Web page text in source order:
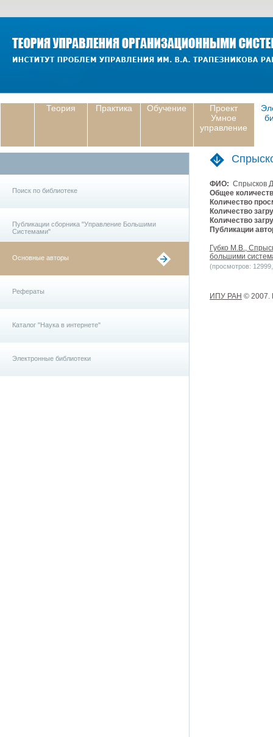
Теория Практика Обучение
Проект
Умное
управление
Поиск по библиотеке
Публикации сборника "Управление Большими
Системами"
Основные авторы
Рефераты
Каталог "Наука в интернете"
Электронные библиотеки
ФИО: Спрысков
Общее
Количество
Количество
Количество
Публикации
Губко М.В.,
большими
(просмотров:
ИПУ РАН © 2007.